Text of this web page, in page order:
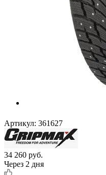
Артикул: 361627
34 260 руб.
Через 2 дня